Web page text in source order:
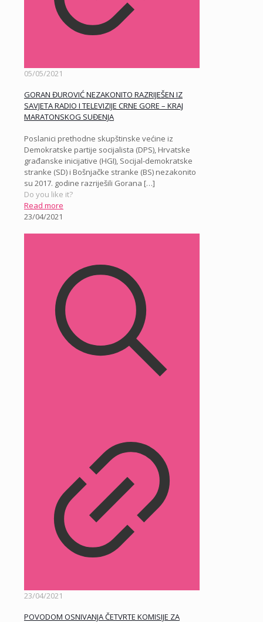
05/05/2021
GORAN ĐUROVIĆ NEZAKONITO RAZRIJEŠEN IZ
SAVJETA RADIO I TELEVIZIJE CRNE GORE – KRAJ
MARATONSKOG SUĐENJA
Poslanici prethodne skupštinske većine iz
Demokratske partije socijalista (DPS), Hrvatske
građanske inicijative (HGI), Socijal-demokratske
stranke (SD) i Bošnjačke stranke (BS) nezakonito
su 2017. godine razriješili Gorana […]
Do you like it?
Read more
23/04/2021
23/04/2021
POVODOM OSNIVANJA ČETVRTE KOMISIJE ZA